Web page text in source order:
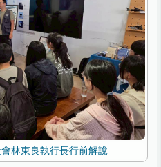
林東良執行長行前解說